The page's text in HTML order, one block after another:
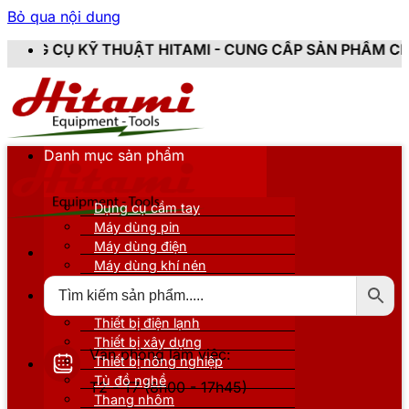
Bỏ qua nội dung
HITAMI - CUNG CẤP SẢN PHẨM CHÍNH HÃNG,
Văn phòng làm việc:
T2 - T7 (8h00 - 17h45)
Danh mục sản phẩm
Dụng cụ cầm tay
Máy dùng pin
Máy dùng điện
Máy dùng khí nén
Thiết bị nâng đỡ
Thiết bị điện lạnh
Thiết bị xây dựng
Thiết bị nông nghiệp
Tủ đồ nghề
Thang nhôm